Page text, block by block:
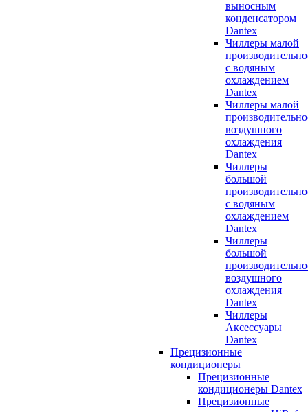
выносным
конденсатором
Dantex
Чиллеры малой
с водяным
охлаждением
Dantex
Чиллеры малой
воздушного
охлаждения
Dantex
Чиллеры
большой
с водяным
охлаждением
Dantex
Чиллеры
большой
воздушного
охлаждения
Dantex
Чиллеры
Аксессуары
Dantex
Прецизионные
кондиционеры
Прецизионные
кондиционеры Dantex
Прецизионные